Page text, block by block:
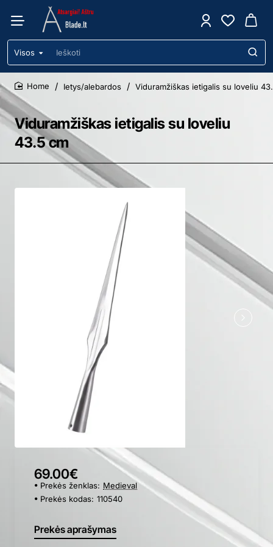
Visos
Ieškoti
Viduramžiškas ietigalis su loveliu
43.5 cm
home
Ietys/alebardos Viduramžiškas ietigalis su loveliu
69.00€
Prekės ženklas: Medieval
Prekės kodas: 110540
Prekės aprašymas